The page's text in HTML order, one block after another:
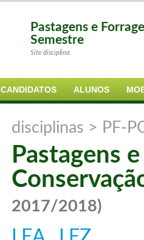
Pastagens e
Semestre
Site disciplina
CANDIDATOS ALUNOS
disciplinas > PF-
Pastagens
2017/2018)